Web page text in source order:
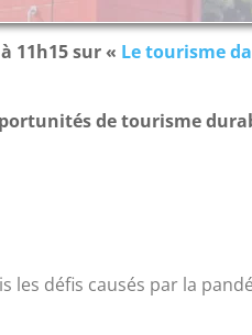
à 11h15 sur « Le tourisme
de tourisme
les défis causés par la